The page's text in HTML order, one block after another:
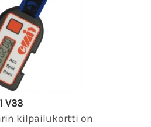
V33
kilpailukortti on